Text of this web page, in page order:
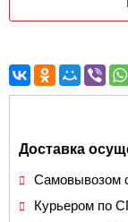
Доставка
Самовывозом
Курьером по